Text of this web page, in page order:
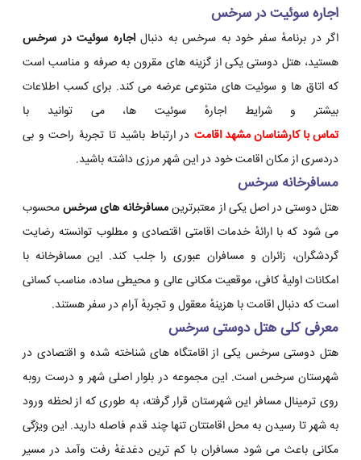
اجاره سوئیت در سرخس
اگر در برنامهٔ سفر خود به سرخس به دنبالاجاره سوئیت در سرخس
هستید، هتل دوستی یکی از گزینه های مقرون به صرفه و مناسب است
که اتاق ها و سوئیت های متنوعی عرضه می کند. برای کسب اطلاعات
بیشتر و شرایط اجارهٔ سوئیت ها، می توانید با
تماس با کارشناسان مشهد اقامت در ارتباط باشید تا تجربۀ راحت و بی
دردسری از مکان اقامت خود در این شهر مرزی داشته باشید.
مسافرخانه سرخس
هتل دوستی در اصل یکی از معتبرترینمسافرخانه های سرخسمحسوب
می شود که با ارائهٔ خدمات اقامتی اقتصادی و مطلوب توانسته رضایت
گردشگران، زائران و مسافران عبوری را جلب کند. این مسافرخانه با
امکانات اولیهٔ کافی، موقعیت مکانی عالی و محیطی ساده، مناسب کسانی
است که دنبال اقامت با هزینهٔ معقول و تجربهٔ آرام در سفر هستند.
معرفی کلی هتل دوستی سرخس
هتل دوستی سرخس یکی از اقامتگاه های شناخته شده و اقتصادی در
شهرستان سرخس است. این مجموعه در بلوار اصلی شهر و درست روبه
روی ترمینال مسافر این شهرستان قرار گرفته، به طوری که از لحظه ورود
به شهر تا رسیدن به محل اقامتتان تنها چند قدم فاصله دارید. این ویژگی
مکانی باعث می شود مسافران با کم ترین دغدغهٔ رفت وآمد در مسیر